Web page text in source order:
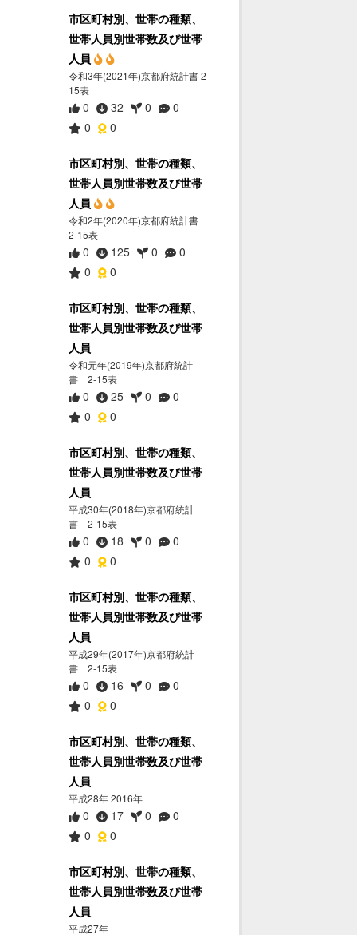
市区町村別、世帯の種類、
世帯人員別世帯数及び世帯
人員
令和3年(2021年)京都府統計書 2-
15表
0 32 0
0
0
0
市区町村別、世帯の種類、
世帯人員別世帯数及び世帯
人員
令和2年(2020年)京都府統計書
2-15表
0 125 0
0
0
0
市区町村別、世帯の種類、
世帯人員別世帯数及び世帯
人員
令和元年(2019年)京都府統計
書 2-15表
0 25 0
0
0
0
市区町村別、世帯の種類、
世帯人員別世帯数及び世帯
人員
平成30年(2018年)京都府統計
書 2-15表
0 18 0
0
0
0
市区町村別、世帯の種類、
世帯人員別世帯数及び世帯
人員
平成29年(2017年)京都府統計
書 2-15表
0 16 0
0
0
0
市区町村別、世帯の種類、
世帯人員別世帯数及び世帯
人員
平成28年 2016年
0 17 0
0
0
0
市区町村別、世帯の種類、
世帯人員別世帯数及び世帯
人員
平成27年